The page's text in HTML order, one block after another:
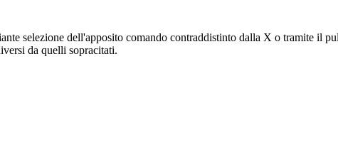
selezione dell'apposito comando contraddistinto dalla X o tramite il
da quelli sopracitati.